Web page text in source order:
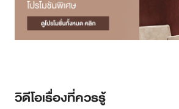
วิดีโอเรื่องที่ควรรู้